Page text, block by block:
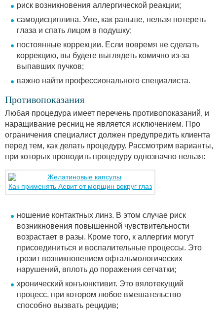
риск возникновения аллергической реакции;
самодисциплина. Уже, как раньше, нельзя потереть
глаза и спать лицом в подушку;
постоянные коррекции. Если вовремя не сделать
коррекцию, вы будете выглядеть комично из-за
выпавших пучков;
важно найти профессионального специалиста.
Противопоказания
Любая процедура имеет перечень противопоказаний, и
наращивание ресниц не является исключением. Про
ограничения специалист должен предупредить клиента
перед тем, как делать процедуру. Рассмотрим варианты,
при которых проводить процедуру однозначно нельзя:
Как применять Аевит от морщин вокруг глаз
ношение контактных линз. В этом случае риск
возникновения повышенной чувствительности
возрастает в разы. Кроме того, к аллергии могут
присоединиться и воспалительные процессы. Это
грозит возникновением офтальмологических
нарушений, вплоть до поражения сетчатки;
хронический конъюнктивит. Это вялотекущий
процесс, при котором любое вмешательство
способно вызвать рецидив;